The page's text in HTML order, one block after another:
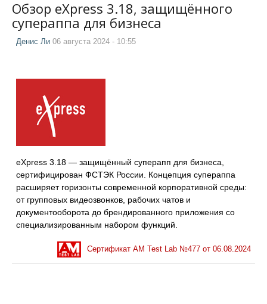
Обзор eXpress 3.18, защищённого
супераппа для бизнеса
Денис Ли 06 августа 2024 - 10:55
eXpress 3.18 — защищённый суперапп для бизнеса,
сертифицирован ФСТЭК России. Концепция супераппа
расширяет горизонты современной корпоративной среды:
от групповых видеозвонков, рабочих чатов и
документооборота до брендированного приложения со
специализированным набором функций.
Сертификат AM Test Lab №477 от 06.08.2024